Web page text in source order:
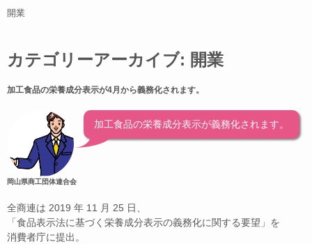
開業
カテゴリーアーカイブ: 開業
加工食品の栄養成分表示が4月から義務化されます。
岡山県商工団体連合会
加工食品の栄養成分表示が義務化されます。
全商連は 2019 年 11 月 25 日、
「食品表示法に基づく栄養成分表示の義務化に関する要望」を
消費者庁に提出。